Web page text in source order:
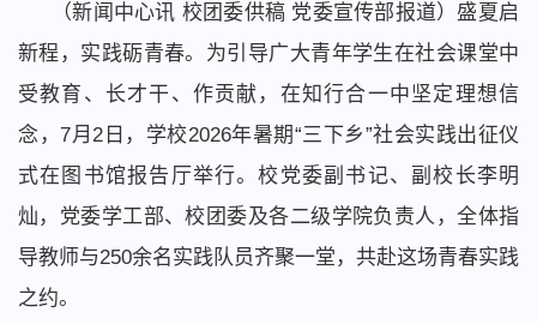
（新闻中心讯 校团委供稿 党委宣传部报道）盛夏启
新程，实践砺青春。 为引导广大青年学生在社会课堂中
受教育、长才干、作贡献，在知行合一中坚定理想信
念，7月2日，学校2026年暑期“三下乡”社会实践出征仪
式在图书馆报告厅举行。校党委副书记、副校长李明
灿，党委学工部、校团委及各二级学院负责人，全体指
导教师与250余名实践队员齐聚一堂，共赴这场青春实践
之约。